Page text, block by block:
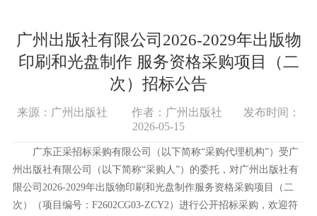
广州出版社有限公司2026-2029年出版物
印刷和光盘制作 服务资格采购项目（二
次）招标公告
来源：广州出版社 作者：广州出版社
发布时间：
2026-05-15
广东正采招标采购有限公司（以下简称“采购代理机构”）受广
州出版社有限公司（以下简称“采购人”）的委托，对广州出版社有
限公司 2026-2029年出版物印刷和光盘制作服务资格采购项目（二
次）
（项目编号： F2602CG03-ZCY2 ）进行公开招标采购，欢迎符